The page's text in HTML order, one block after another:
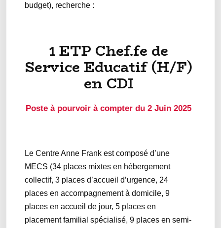
budget), recherche :
1 ETP Chef.fe de
Service Educatif (H/F)
en CDI
Poste à pourvoir à compter du 2 Juin 2025
Le Centre Anne Frank est composé d’une
MECS (34 places mixtes en hébergement
collectif, 3 places d’accueil d’urgence, 24
places en accompagnement à domicile, 9
places en accueil de jour, 5 places en
placement familial spécialisé, 9 places en semi-